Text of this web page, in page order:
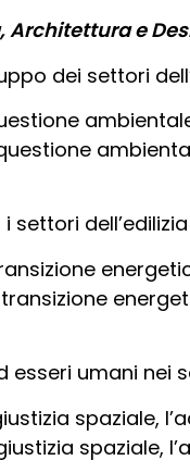
Architettura e
dei settori
settori
esseri umani nei
spaziale,
spaziale,